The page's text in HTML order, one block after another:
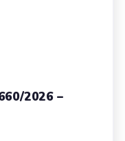
2026 –